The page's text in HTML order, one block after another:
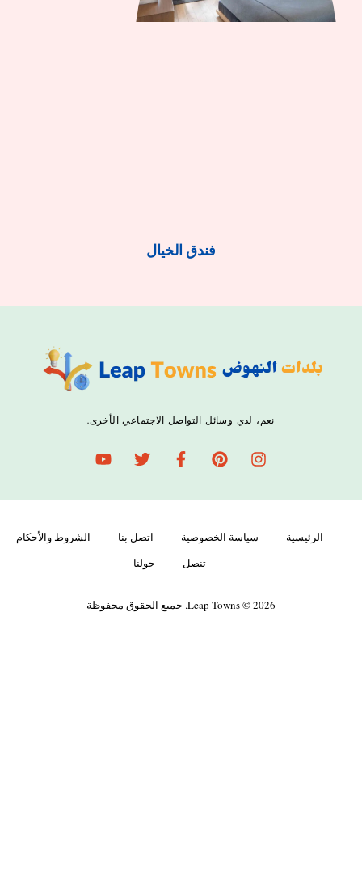
فندق الخيال
نعم، لدي وسائل التواصل الاجتماعي الأخرى.
الرئيسية سياسة الخصوصية اتصل بنا
الشروط والأحكام
تنصل
Leap Towns © 2026. جميع الحقوق محفوظة